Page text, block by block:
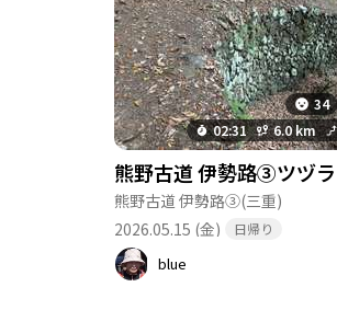
34
02:31
6.0 km
熊野古道 伊勢路③(三重)
2026.05.15 (金)
日帰り
blue